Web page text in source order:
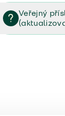
Sazebník
Veřejný